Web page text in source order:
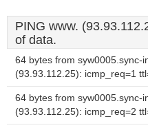
PING www.
of data.
64 bytes from syw0005.sync-
(93.93.112.25): icmp_req=1
64 bytes from syw0005.sync-
(93.93.112.25): icmp_req=2